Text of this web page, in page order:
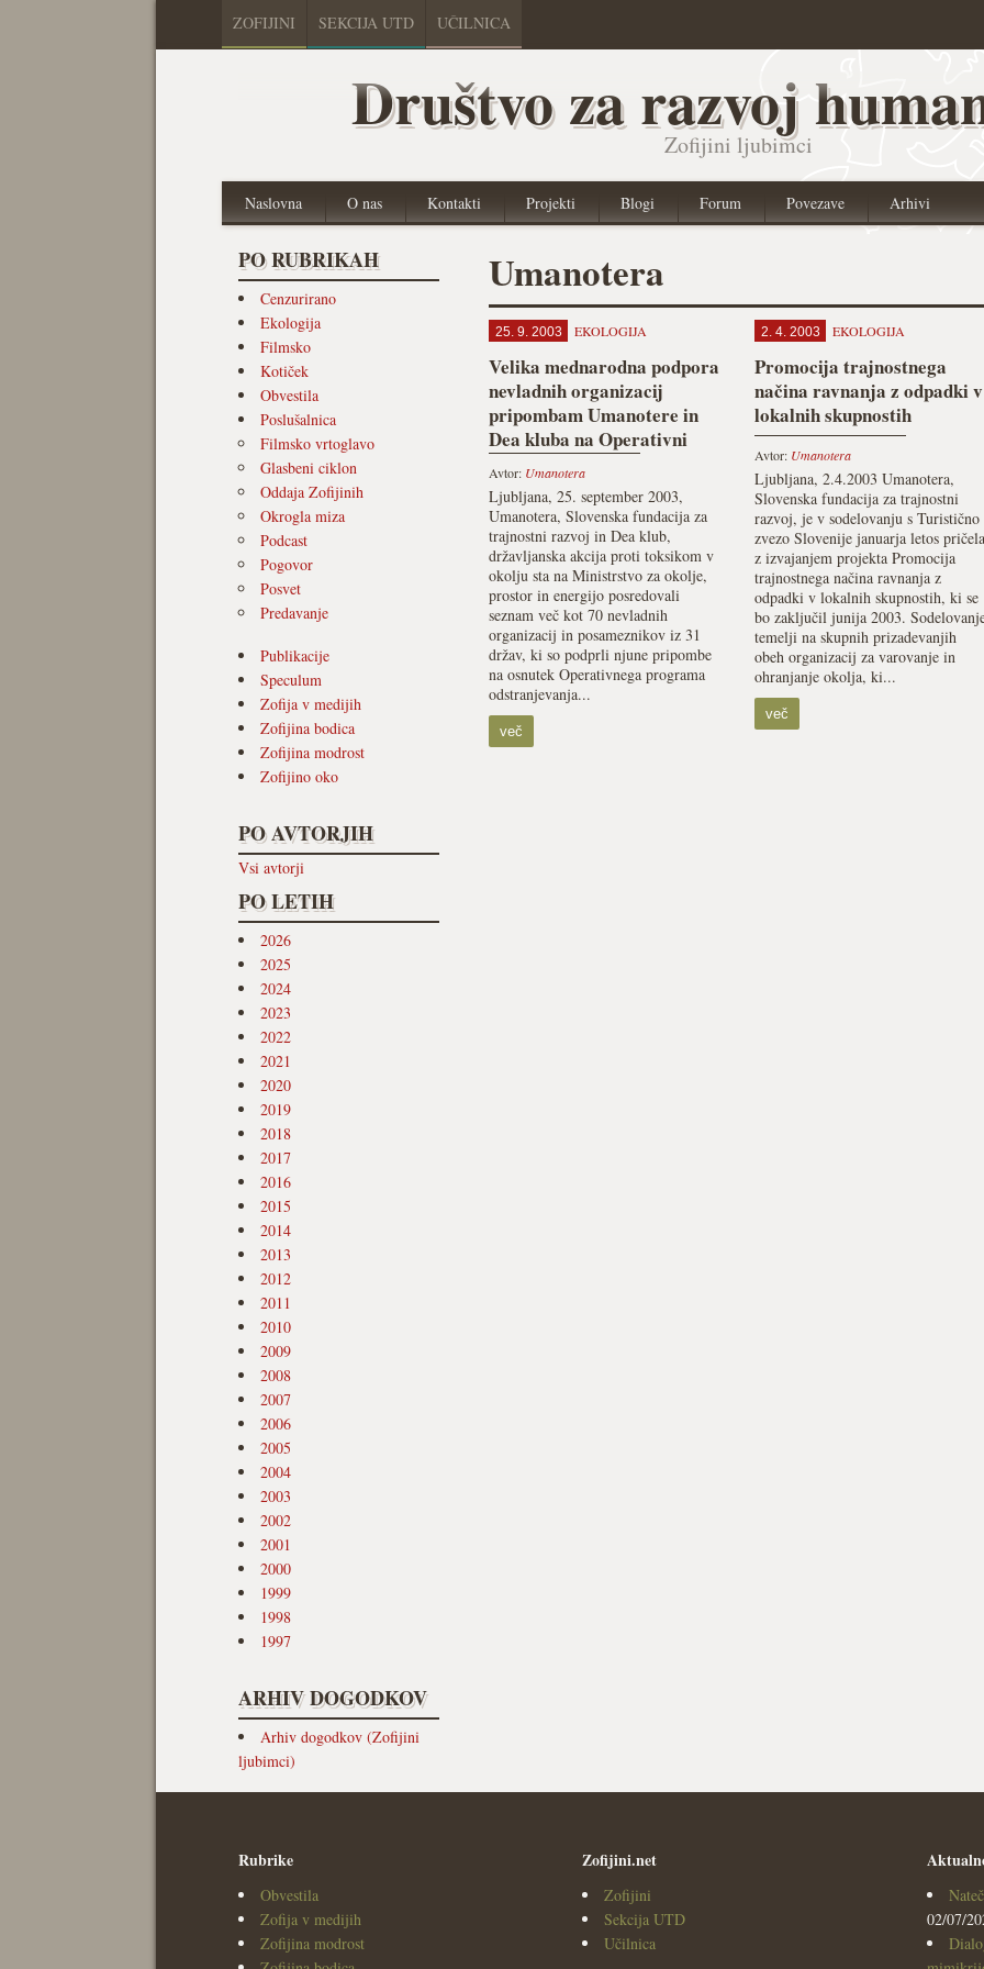
ZOFIJINI SEKCIJA UTD UČILNICA
Društvo za razvoj
Zofijini ljubimci
Naslovna O nas Kontakti Projekti Blogi Forum Povezave Arhivi
PO RUBRIKAH
Cenzurirano
Ekologija
Filmsko
Kotiček
Obvestila
Poslušalnica
Filmsko vrtoglavo
Glasbeni ciklon
Oddaja Zofijinih
Okrogla miza
Podcast
Pogovor
Posvet
Predavanje
Publikacije
Speculum
Zofija v medijih
Zofijina bodica
Zofijina modrost
Zofijino oko
PO AVTORJIH
Vsi avtorji
PO LETIH
2026
2025
2024
2023
2022
2021
2020
2019
2018
2017
2016
2015
2014
2013
2012
2011
2010
2009
2008
2007
2006
2005
2004
2003
2002
2001
2000
1999
1998
1997
ARHIV DOGODKOV
Arhiv dogodkov (Zofijini
ljubimci)
Umanotera
25. 9. 2003 EKOLOGIJA
Velika mednarodna podpora
nevladnih organizacij
pripombam Umanotere in
Dea kluba na Operativni
program odstranjevanja
odpadkov
Avtor: Umanotera
Ljubljana, 25. september 2003,
Umanotera, Slovenska fundacija za
trajnostni razvoj in Dea klub,
državljanska akcija proti toksikom v
okolju sta na Ministrstvo za okolje,
prostor in energijo posredovali
seznam več kot 70 nevladnih
organizacij in posameznikov iz 31
držav, ki so podprli njune pripombe
na osnutek Operativnega programa
odstranjevanja...
več
2. 4. 2003 EKOLOGIJA
Promocija trajnostnega
načina ravnanja z odpadki v
lokalnih skupnostih
Avtor: Umanotera
Ljubljana, 2.4.2003 Umanotera,
Slovenska fundacija za trajnostni
razvoj, je v sodelovanju s Turistično
zvezo Slovenije januarja letos pričela
z izvajanjem projekta Promocija
trajnostnega načina ravnanja z
odpadki v lokalnih skupnostih, ki se
bo zaključil junija 2003.
temelji na skupnih prizadevanjih
obeh organizacij za varovanje in
ohranjanje okolja, ki...
več
Rubrike
Obvestila
Zofija v medijih
Zofijina modrost
Zofijini.net
Zofijini
Sekcija UTD
Učilnica
02/07/